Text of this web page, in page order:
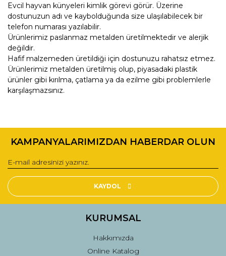
Evcil hayvan künyeleri kimlik görevi görür. Üzerine
dostunuzun adı ve kaybolduğunda size ulaşılabilecek bir
telefon numarası yazılabilir.
Ürünlerimiz paslanmaz metalden üretilmektedir ve alerjik
değildir.
Hafif malzemeden üretildiği için dostunuzu rahatsız etmez.
Ürünlerimiz metalden üretilmiş olup, piyasadaki plastik
ürünler gibi kırılma, çatlama ya da ezilme gibi problemlerle
karşılaşmazsınız.
konularda yetersiz gördüğünüz noktaları öneri formunu
Görüş ve önerileriniz için teşekkür ederiz.
Ürün resmi kalitesiz, bozuk veya görüntülenemiyor.
Ürün açıklamasında eksik bilgiler bulunuyor.
Ürün fiyatı diğer sitelerden daha pahalı.
KAMPANYALARIMIZDAN HABERDAR OLUN
KAYDOL
KURUMSAL
Hakkımızda
Online Katalog